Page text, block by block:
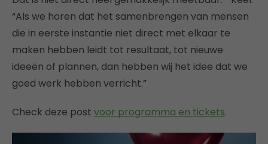
“Als we horen dat het samenbrengen van mensen
die in eerste instantie niet direct met elkaar te
maken hebben leidt tot resultaat, tot nieuwe
ideeën of plannen, dan hebben wij het idee dat we
goed werk hebben verricht.”
Check deze post voor programma en tickets.